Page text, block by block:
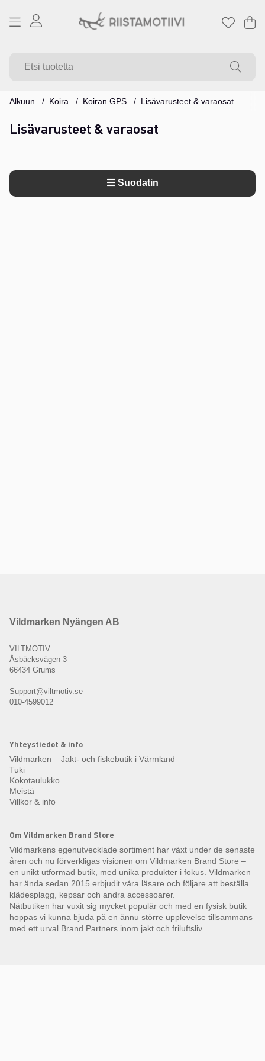
.
Alkuun Koira Koiran GPS Lisävarusteet & varaosat
Lisävarusteet & varaosat
Suodatin
Vildmarken Nyängen AB
VILTMOTIV
Åsbäcksvägen 3
66434 Grums
Support@viltmotiv.se
010-4599012
Yhteystiedot & info
Vildmarken – Jakt- och fiskebutik i Värmland
Tuki
Kokotaulukko
Meistä
Villkor & info
Om Vildmarken Brand Store
Vildmarkens egenutvecklade sortiment har växt under de senaste
åren och nu förverkligas visionen om Vildmarken Brand Store –
en unikt utformad butik, med unika produkter i fokus. Vildmarken
har ända sedan 2015 erbjudit våra läsare och följare att beställa
klädesplagg, kepsar och andra accessoarer.
Nätbutiken har vuxit sig mycket populär och med en fysisk butik
hoppas vi kunna bjuda på en ännu större upplevelse tillsammans
med ett urval Brand Partners inom jakt och friluftsliv.